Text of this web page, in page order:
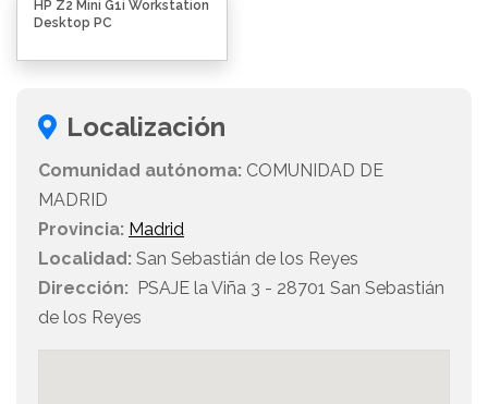
HP Z2 Mini G1i Workstation
Desktop PC
Localización
Comunidad autónoma: COMUNIDAD DE
MADRID
Provincia: Madrid
Localidad: San Sebastián de los Reyes
Dirección: PSAJE la Viña 3 - 28701 San Sebastián
de los Reyes